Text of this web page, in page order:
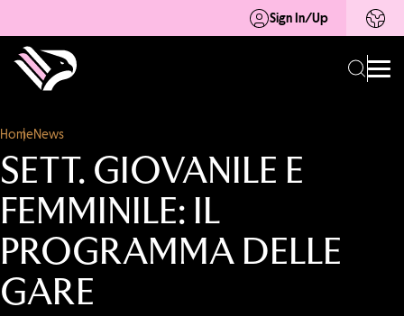
Sign In/Up
HomeNews
SETT. GIOVANILE E
FEMMINILE: IL
PROGRAMMA DELLE
GARE